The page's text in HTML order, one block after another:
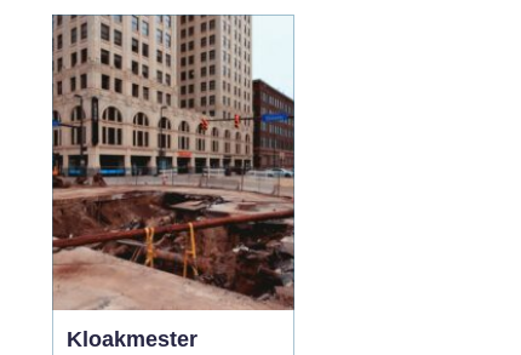
boligen eller på
arbejdspladsen bliver
tung, fugtig eller for
varm, påvirker det både
komfo...
Kloakmester